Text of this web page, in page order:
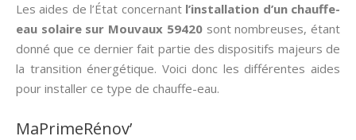
Les aides de l’État concernant l’installation d’un chauffe-
eau solaire sur Mouvaux 59420sont nombreuses, étant
donné que ce dernier fait partie des dispositifs majeurs de
la transition énergétique. Voici donc les différentes aides
pour installer ce type de chauffe-eau.
MaPrimeRénov’